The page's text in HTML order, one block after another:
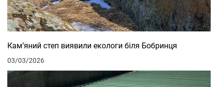
Кам’яний степ виявили екологи біля Бобринця
03/03/2026